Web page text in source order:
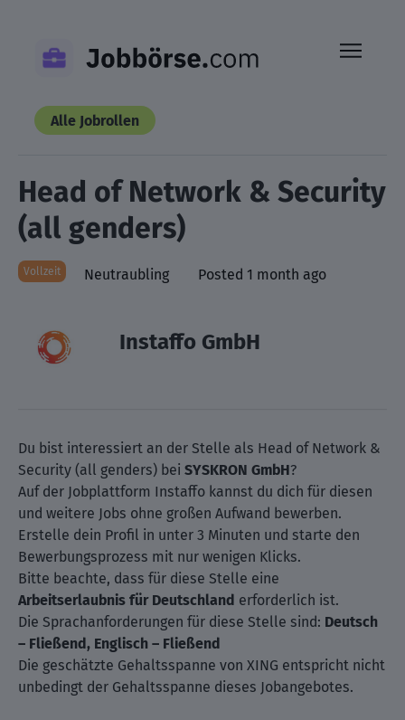
content
Alle Jobrollen
Head of Network & Security
(all genders)
Vollzeit Neutraubling Posted 1 month ago
Instaffo GmbH
Du bist interessiert an der Stelle als Head of Network &
Security (all genders) bei SYSKRON GmbH?
Auf der Jobplattform Instaffo kannst du dich für diesen
und weitere Jobs ohne großen Aufwand bewerben.
Erstelle dein Profil in unter 3 Minuten und starte den
Bewerbungsprozess mit nur wenigen Klicks.
Bitte beachte, dass für diese Stelle eine
Arbeitserlaubnis für Deutschland erforderlich ist.
Die Sprachanforderungen für diese Stelle sind: Deutsch
– Fließend, Englisch – Fließend
Die geschätzte Gehaltsspanne von XING entspricht nicht
unbedingt der Gehaltsspanne dieses Jobangebotes.